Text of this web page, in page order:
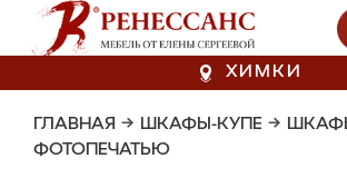
ХИМКИ
ГЛАВНАЯ → ШКАФЫ-КУПЕ →
ФОТОПЕЧАТЬЮ